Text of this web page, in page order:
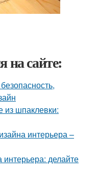
на сайте:
из шпаклевки:
интерьера –
делайте